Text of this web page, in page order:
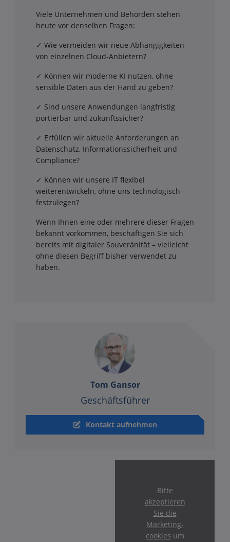
Viele Unternehmen und Behörden stehen
heute vor denselben Fragen:
✓ Wie vermeiden wir neue Abhängigkeiten
von einzelnen Cloud-Anbietern?
✓ Können wir moderne KI nutzen, ohne
sensible Daten aus der Hand zu geben?
✓ Sind unsere Anwendungen langfristig
portierbar und zukunftssicher?
✓ Erfüllen wir aktuelle Anforderungen an
Datenschutz, Informationssicherheit und
Compliance?
✓ Können wir unsere IT flexibel
weiterentwickeln, ohne uns technologisch
festzulegen?
Wenn Ihnen eine oder mehrere dieser Fragen
bekannt vorkommen, beschäftigen Sie sich
bereits mit digitaler Souveränität – vielleicht
ohne diesen Begriff bisher verwendet zu
haben.
Tom Gansor
Geschäftsführer
Kontakt aufnehmen
Bitte
akzeptieren
Sie die
Marketing-
cookies um